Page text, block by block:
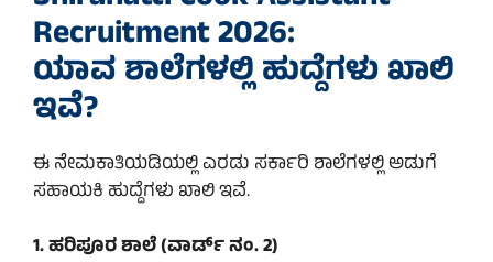
Recruitment 2026:
ಯಾವ ಶಾಲೆಗಳಲ್ಲಿ ಹುದ್ದೆಗಳು ಖಾಲಿ
ಇವೆ?
ಈ ನೇಮಕಾತಿಯಡಿಯಲ್ಲಿ ಎರಡು ಸರ್ಕಾರಿ ಶಾಲೆಗಳಲ್ಲಿ ಅಡುಗೆ
ಸಹಾಯಕಿ ಹುದ್ದೆಗಳು ಖಾಲಿ ಇವೆ.
1. ಹರಿಪೂರ ಶಾಲೆ (ವಾರ್ಡ್ ನಂ. 2)